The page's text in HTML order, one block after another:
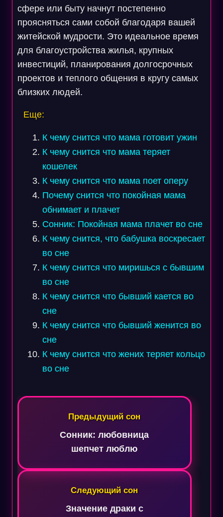
сфере или быту начнут постепенно
проясняться сами собой благодаря вашей
житейской мудрости. Это идеальное время
для благоустройства жилья, крупных
инвестиций, планирования долгосрочных
проектов и теплого общения в кругу самых
близких людей.
Еще:
К чему снится что мама готовит ужин
К чему снится что мама теряет
кошелек
К чему снится что мама поет оперу
Почему снится что покойная мама
обнимает и плачет
Сонник: Покойная мама плачет во сне
К чему снится, что бабушка воскресает
во сне
К чему снится что миришься с бывшим
во сне
К чему снится что бывший кается во
сне
К чему снится что бывший женится во
сне
К чему снится что жених теряет кольцо
во сне
Навигация
записям
Предыдущий сон
Сонник: любовница
шепчет люблю
Следующий сон
Значение драки с